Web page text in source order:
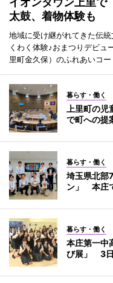
太鼓、着物体験も
地域に受け継がれてきた伝
くわく体験♪おまつりデビュ
里町金久保）のふれあいコー
暮らす・働く
上里町の
で町への提
暮らす・働く
埼玉県北部
ン」 本庄
暮らす・働く
本庄第一中
び展」 3